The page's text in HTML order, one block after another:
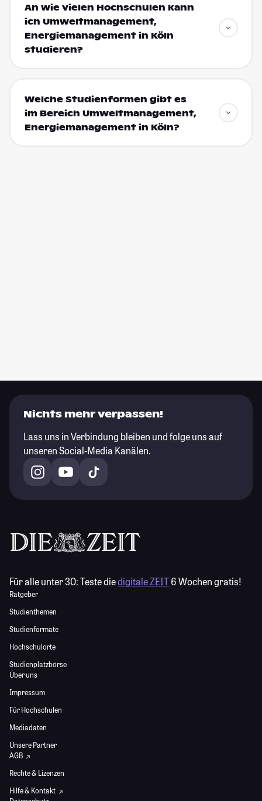
An wie vielen Hochschulen kann
ich Umweltmanagement,
Energiemanagement in Köln
studieren?
Welche Studienformen gibt es
im Bereich Umweltmanagement,
Energiemanagement in Köln?
Nichts mehr verpassen!
Lass uns in Verbindung bleiben und folge uns auf
unseren Social-Media Kanälen.
Für alle unter 30:Teste diedigitale ZEIT6 Wochen gratis!
Ratgeber
Studienthemen
Studienformate
Hochschulorte
Studienplatzbörse
Über uns
Impressum
Für Hochschulen
Mediadaten
Unsere Partner
AGB
Rechte & Lizenzen
Hilfe & Kontakt